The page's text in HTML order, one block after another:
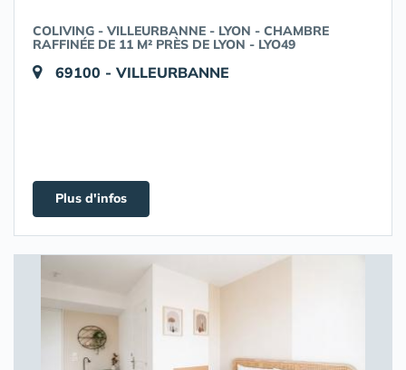
COLIVING - VILLEURBANNE - LYON - CHAMBRE
RAFFINÉE DE 11 M² PRÈS DE LYON - LYO49
69100 - VILLEURBANNE
Plus d'infos